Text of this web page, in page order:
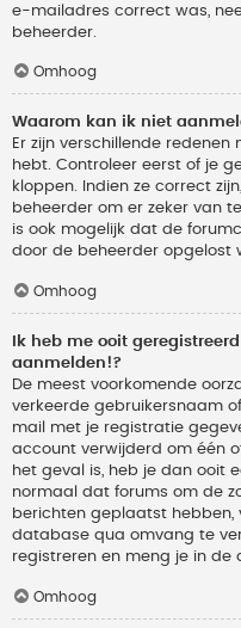
e-mailadres correct was,
beheerder.
Omhoog
Waarom kan ik niet
Er zijn verschillende
hebt. Controleer eerst of je
kloppen. Indien ze correct
beheerder om er zeker van
is ook mogelijk dat de
door de beheerder opgelost
Omhoog
Ik heb me ooit
aanmelden!?
De meest voorkomende
verkeerde gebruikersnaam
mail met je registratie
account verwijderd om één
het geval is, heb je dan ooit
normaal dat forums om de
berichten geplaatst hebben,
database qua omvang te
registreren en meng je in de
Omhoog